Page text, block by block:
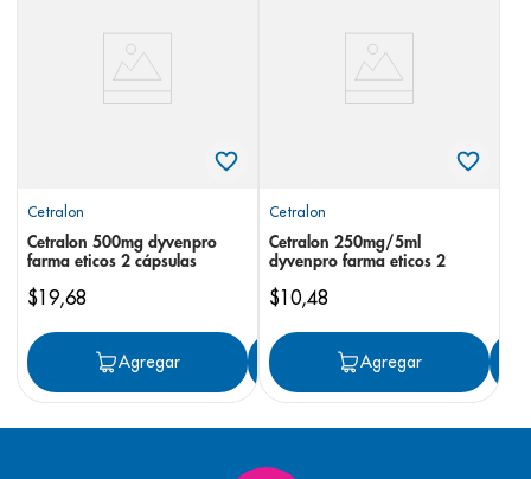
Cetralon
Cetralon 500mg dyvenpro
farma eticos 2 cápsulas
$19,68
Agregar Agregar
Cetralon
Cetralon 250mg/5ml
dyvenpro farma eticos 2
$10,48
Agregar
pediasure
desodorante